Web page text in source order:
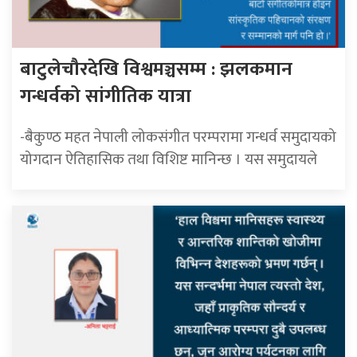
बाटुलेचौरदेखि विश्वमञ्चसम्म : झलकमान
गन्धर्वको सांगीतिक यात्रा
-बैकुण्ठ महत नेपाली लोकसंगीत परम्परामा गन्धर्व समुदायको
योगदान ऐतिहासिक तथा विशिष्ट मानिन्छ । यस समुदायले